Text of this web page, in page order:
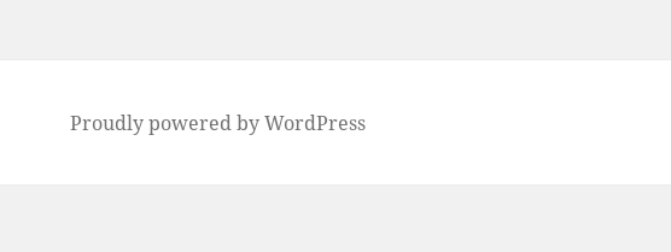
Proudly powered by WordPress